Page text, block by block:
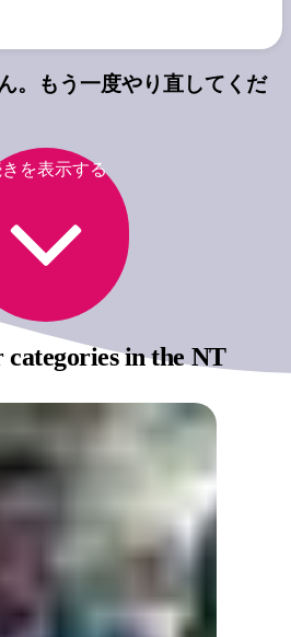
。もう一度やり直してくだ
categoriesin the NT